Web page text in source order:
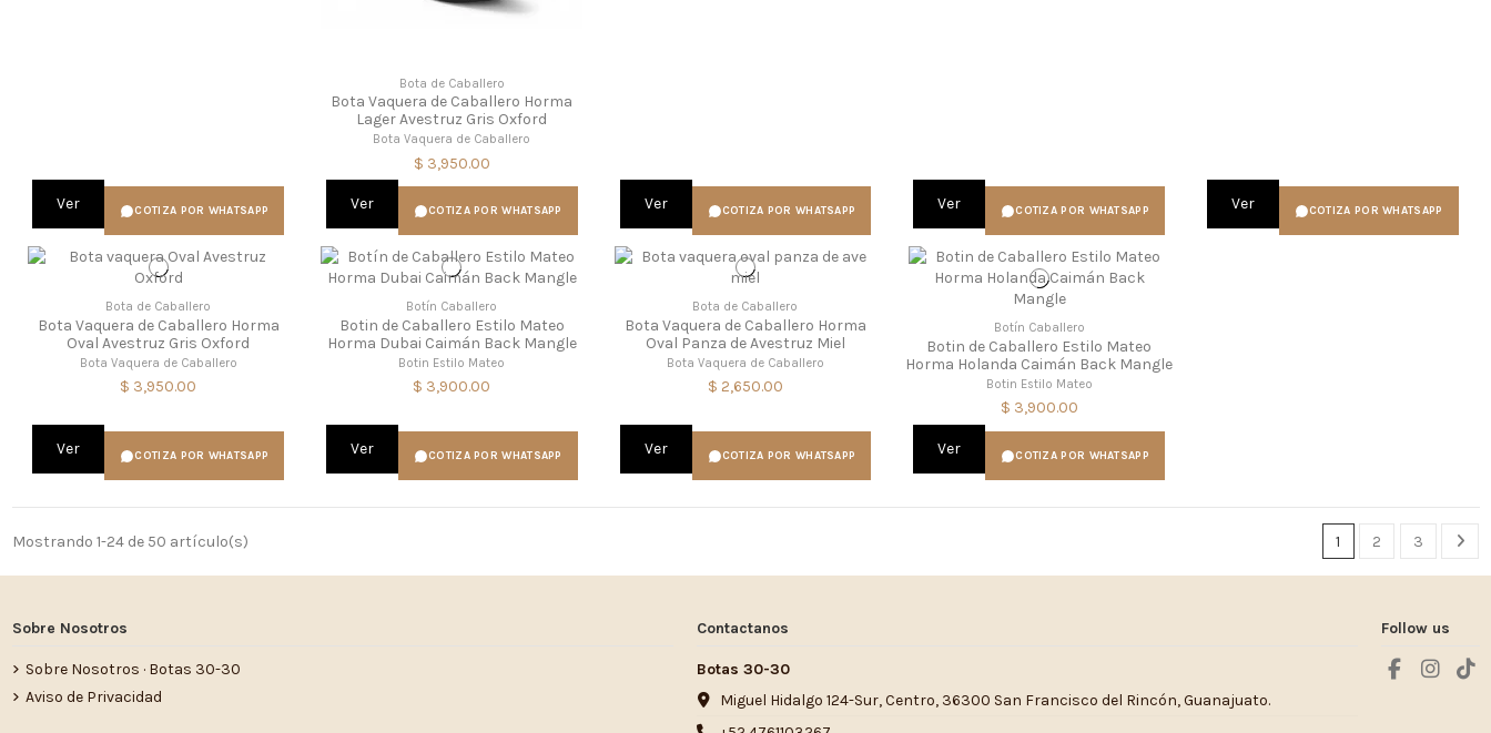
Ver COTIZA POR WHATSAPP
Bota de Caballero
Bota Vaquera de Caballero Horma
Lager Avestruz Gris Oxford
Bota Vaquera de Caballero
$ 3,950.00
Ver COTIZA POR WHATSAPP Ver COTIZA POR WHATSAPP Ver COTIZA POR WHATSAPP Ver COTIZA POR WHATSAPP
Bota de Caballero
Bota Vaquera de Caballero Horma
Oval Avestruz Gris Oxford
Bota Vaquera de Caballero
$ 3,950.00
Ver COTIZA POR WHATSAPP
Botín Caballero
Botin de Caballero Estilo Mateo
Horma Dubai Caimán Back Mangle
Botin Estilo Mateo
$ 3,900.00
Ver COTIZA POR WHATSAPP
Bota de Caballero
Bota Vaquera de Caballero Horma
Oval Panza de Avestruz Miel
Bota Vaquera de Caballero
$ 2,650.00
Ver COTIZA POR WHATSAPP
Botín Caballero
Botin de Caballero Estilo Mateo
Horma Holanda Caimán Back Mangle
Botin Estilo Mateo
$ 3,900.00
Ver COTIZA POR WHATSAPP
Mostrando 1-24 de 50 artículo(s) 1 2 3
Sobre Nosotros
Sobre Nosotros · Botas 30-30
Aviso de Privacidad
Contactanos
Botas 30-30
Miguel Hidalgo 124-Sur, Centro, 36300 San Francisco del Rincón, Guanajuato.
Follow us